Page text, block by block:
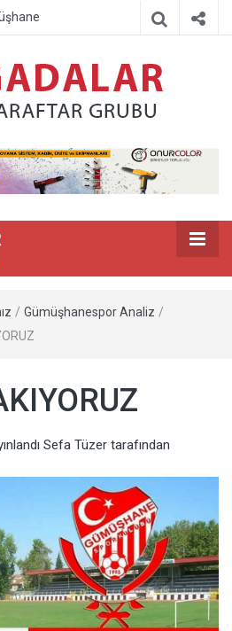
TARAFTAR
/ Gümüşhanespor Analiz /
Sefa Tüzer tarafından